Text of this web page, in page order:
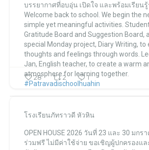
บรรยากาศที่อบอุ่น เปิดใจ และพร้อมเรียน
Welcome back to school.
We begin the
simple yet meaningful activities.
Gratitude Board and Suggestion Board,
special Monday project, Diary Writing, to
thoughts and feelings through words.
Jan, English teacher, to create a warm
atmosphere for learning together.
#Patravadischoolhuahin
โรงเรียนภัทราวดี หัวหิน แผนกมัธยม Patravadi School Huahin Jan 6
28 2 1
โรงเรียนภัทราวดี หัวหิน
OPEN HOUSE 2026 วันที่ 23 และ 30 มกร
ร่วมฟรี ไม่มีค่าใช้จ่าย ขอเชิญผู้ปกครองแล